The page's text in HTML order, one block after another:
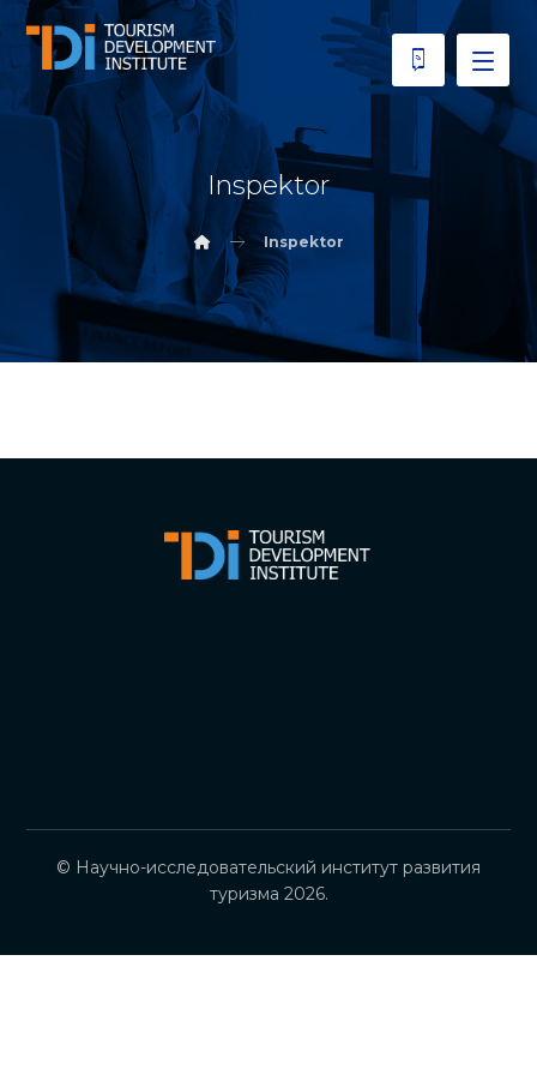
Inspektor
Inspektor
© Научно-исследовательский институт развития
туризма 2026.